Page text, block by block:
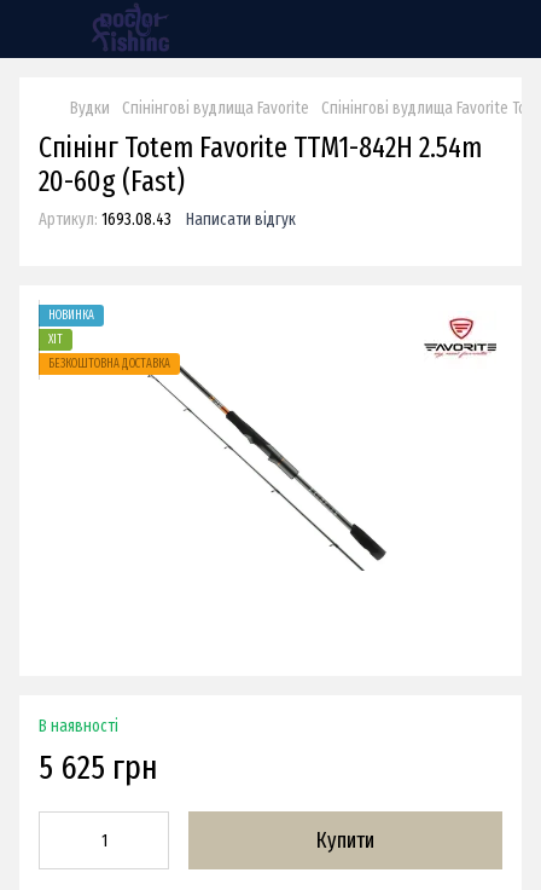
Вудки Спінінгові вудлища Favorite Спінінгові вудлища Favorite
Спінінг Totem Favorite TTM1-842H 2.54m
20-60g (Fast)​​
Артикул: 1693.08.43 Написати відгук
НОВИНКА
ХІТ
БЕЗКОШТОВНА ДОСТАВКА
В наявності
5 625 грн
Купити